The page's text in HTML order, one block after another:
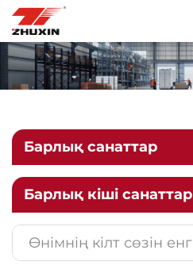
Қолданбалар
Компания
Жаңалықтар
Барлық санаттар
Барлық кіші санаттар